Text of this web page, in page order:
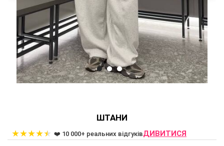
ШТАНИ
★★★★★ ❤️ 10 000+ реальних відгуківДИВИТИСЯ